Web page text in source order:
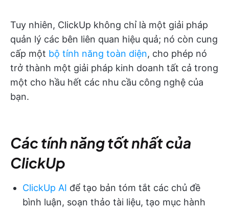
Tuy nhiên, ClickUp không chỉ là một giải pháp
quản lý các bên liên quan hiệu quả; nó còn cung
cấp một bộ tính năng toàn diện, cho phép nó
trở thành một giải pháp kinh doanh tất cả trong
một cho hầu hết các nhu cầu công nghệ của
bạn.
Các tính năng tốt nhất của
ClickUp
ClickUp AI để tạo bản tóm tắt các chủ đề
bình luận, soạn thảo tài liệu, tạo mục hành